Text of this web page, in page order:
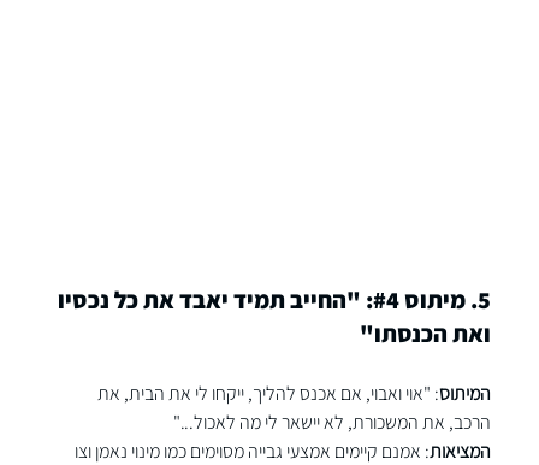
5. מיתוס #4: "החייב תמיד יאבד את כל נכסיו
ואת הכנסתו"
המיתוס: "אוי ואבוי, אם אכנס להליך, ייקחו לי את הבית, את
הרכב, את המשכורת, לא יישאר לי מה לאכול..."
המציאות: אמנם קיימים אמצעי גבייה מסוימים כמו מינוי נאמן וצו